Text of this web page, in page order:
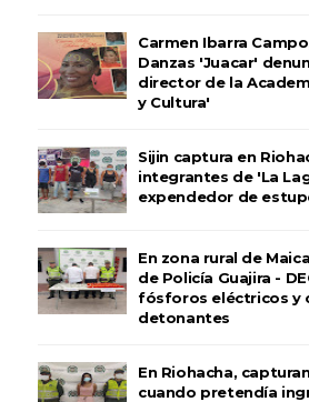
Carmen Ibarra
Danzas 'Juacar'
director de la
y Cultura'
Sijin captura en
integrantes de 'La
expendedor de
En zona rural de
de Policía Guajira -
fósforos eléctricos y
detonantes
En Riohacha,
cuando pretendía